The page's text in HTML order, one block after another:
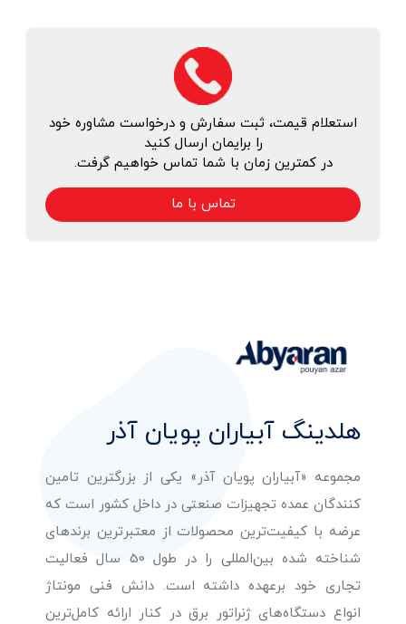
استعلام قیمت، ثبت سفارش و درخواست مشاوره خود
را برایمان ارسال کنید
در کمترین زمان با شما تماس خواهیم گرفت.
تماس با ما
هلدینگ آبیاران پویان آذر
مجموعه «آبیاران پویان آذر» یکی از بزرگترین تامین
کنندگان عمده تجهیزات صنعتی در داخل کشور است که
عرضه با کیفیت‌ترین محصولات از معتبرترین برندهای
شناخته شده بین‌المللی را در طول 50 سال فعالیت
تجاری خود برعهده داشته است. دانش فنی مونتاژ
انواع دستگاه‌های ژنراتور برق در کنار ارائه کامل‌ترین